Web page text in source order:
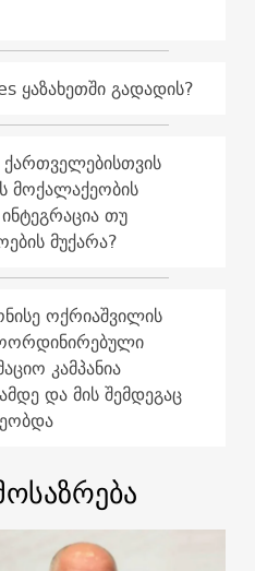
ყაზახეთში გადადის?
მოქალაქეობის
თუ
მუქარა?
ოქრიაშვილის
კამპანია
და მის შემდეგაც